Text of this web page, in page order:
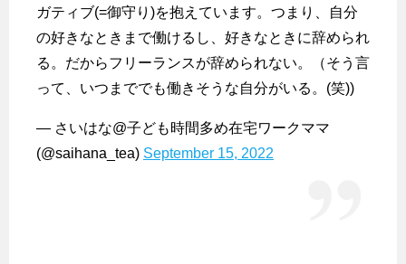
ガティブ(=御守り)を抱えています。つまり、自分
の好きなときまで働けるし、好きなときに辞められ
る。だからフリーランスが辞められない。（そう言
って、いつまででも働きそうな自分がいる。(笑))
— さいはな@子ども時間多め在宅ワークママ
(@saihana_tea) September 15, 2022